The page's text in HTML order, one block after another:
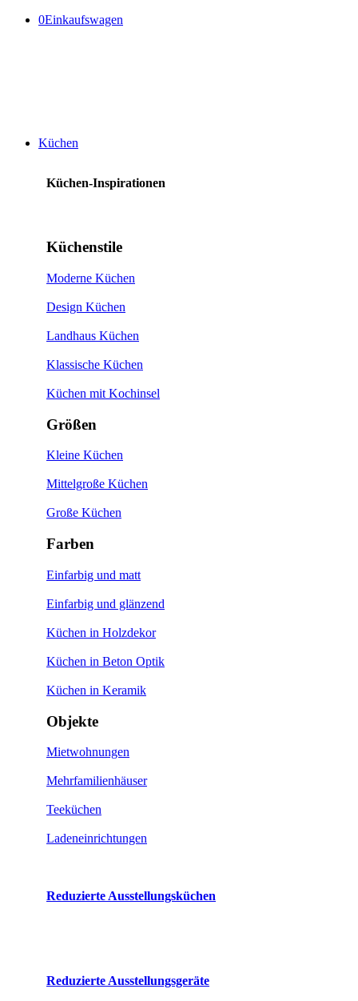
0Einkaufswagen
Küchen
Küchen-Inspirationen
Küchenstile
Moderne Küchen
Design Küchen
Landhaus Küchen
Klassische Küchen
Küchen mit Kochinsel
Größen
Kleine Küchen
Mittelgroße Küchen
Große Küchen
Farben
Einfarbig und matt
Einfarbig und glänzend
Küchen in Holzdekor
Küchen in Beton Optik
Küchen in Keramik
Objekte
Mietwohnungen
Mehrfamilienhäuser
Teeküchen
Ladeneinrichtungen
Reduzierte Ausstellungsküchen
Reduzierte Ausstellungsgeräte